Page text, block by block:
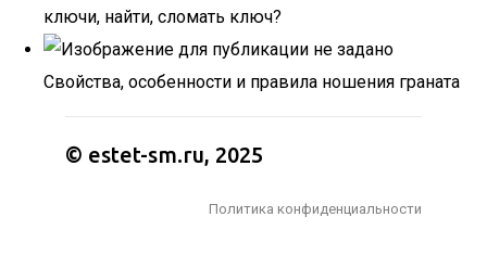
ключи, найти, сломать ключ?
Свойства, особенности и правила ношения граната
© estet-sm.ru, 2025
Политика конфиденциальности